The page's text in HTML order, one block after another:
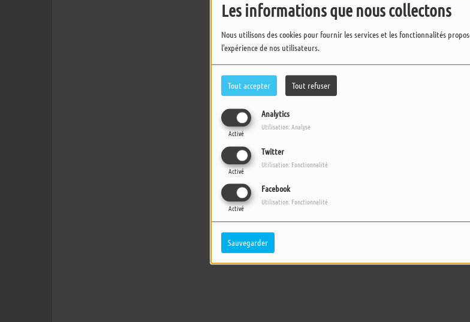
Les informations que nous collectons
Nous utilisons des cookies pour fournir les services et les fonctionnalités
l'expérience de nos utilisateurs.
Tout accepter Tout refuser
Analytics
Activé
Utilisation: Analyse
Twitter
Activé
Utilisation: Fonctionnalité
Facebook
Activé
Utilisation: Fonctionnalité
Sauvegarder